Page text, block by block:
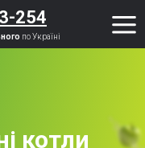
254
по Україні
котли